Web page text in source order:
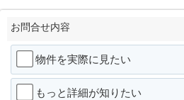
お問合せ内容
物件を実際に見たい
もっと詳細が知りたい